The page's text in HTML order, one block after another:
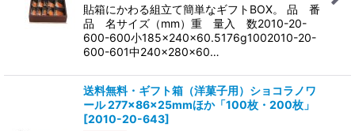
貼箱にかわる組立て簡単なギフトBOX。 品 番
品 名サイズ（mm）重 量入 数2010-20-
600-600小185×240×60.5176g1002010-20-
600-601中240×280×60…
送料無料・ギフト箱（洋菓子用）ショコラノワ
ール 277×86×25mmほか「100枚・200枚」
[2010-20-643]